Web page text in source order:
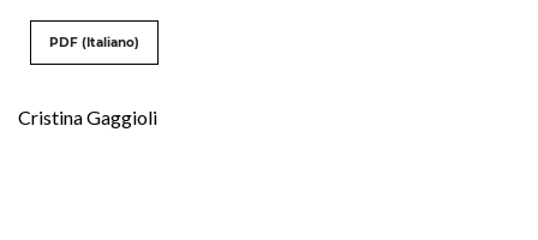
PDF (Italiano)
Cristina Gaggioli